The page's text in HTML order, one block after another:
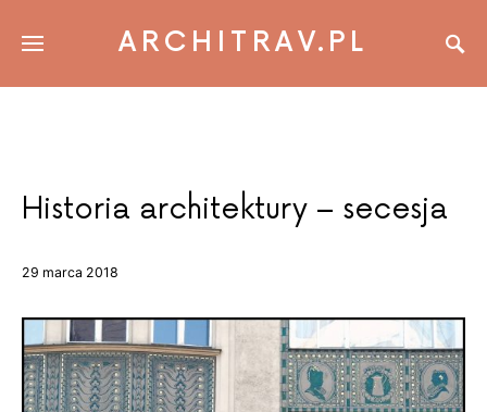
ARCHITRAV.PL
Historia architektury – secesja
29 marca 2018